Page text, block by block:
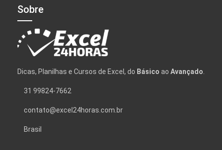
Sobre
Dicas, Planilhas e Cursos de Excel, do Básico ao Avançado.
31 99824-7662
contato@excel24horas.com.br
Brasil